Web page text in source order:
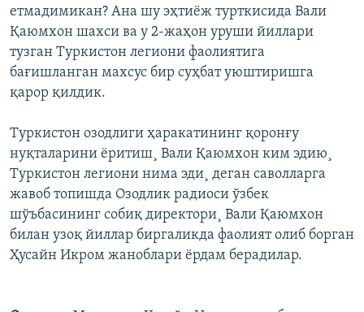
етмадимикан? Ана шу эҳтиëж турткисида Вали
Қаюмхон шахси ва у 2-жаҳон уруши йиллари
тузган Туркистон легиони фаолиятига
бағишланган махсус бир суҳбат уюштиришга
қарор қилдик.
Туркистон озодлиги ҳаракатининг қоронғу
нуқталарини ëритиш¸ Вали Қаюмхон ким эдию¸
Туркистон легиони нима эди¸ деган саволларга
жавоб топишда Озодлик радиоси ўзбек
шўъбасининг собиқ директори¸ Вали Қаюмхон
билан узоқ йиллар биргаликда фаолият олиб борган
Ҳусайн Икром жаноблари ëрдам берадилар.